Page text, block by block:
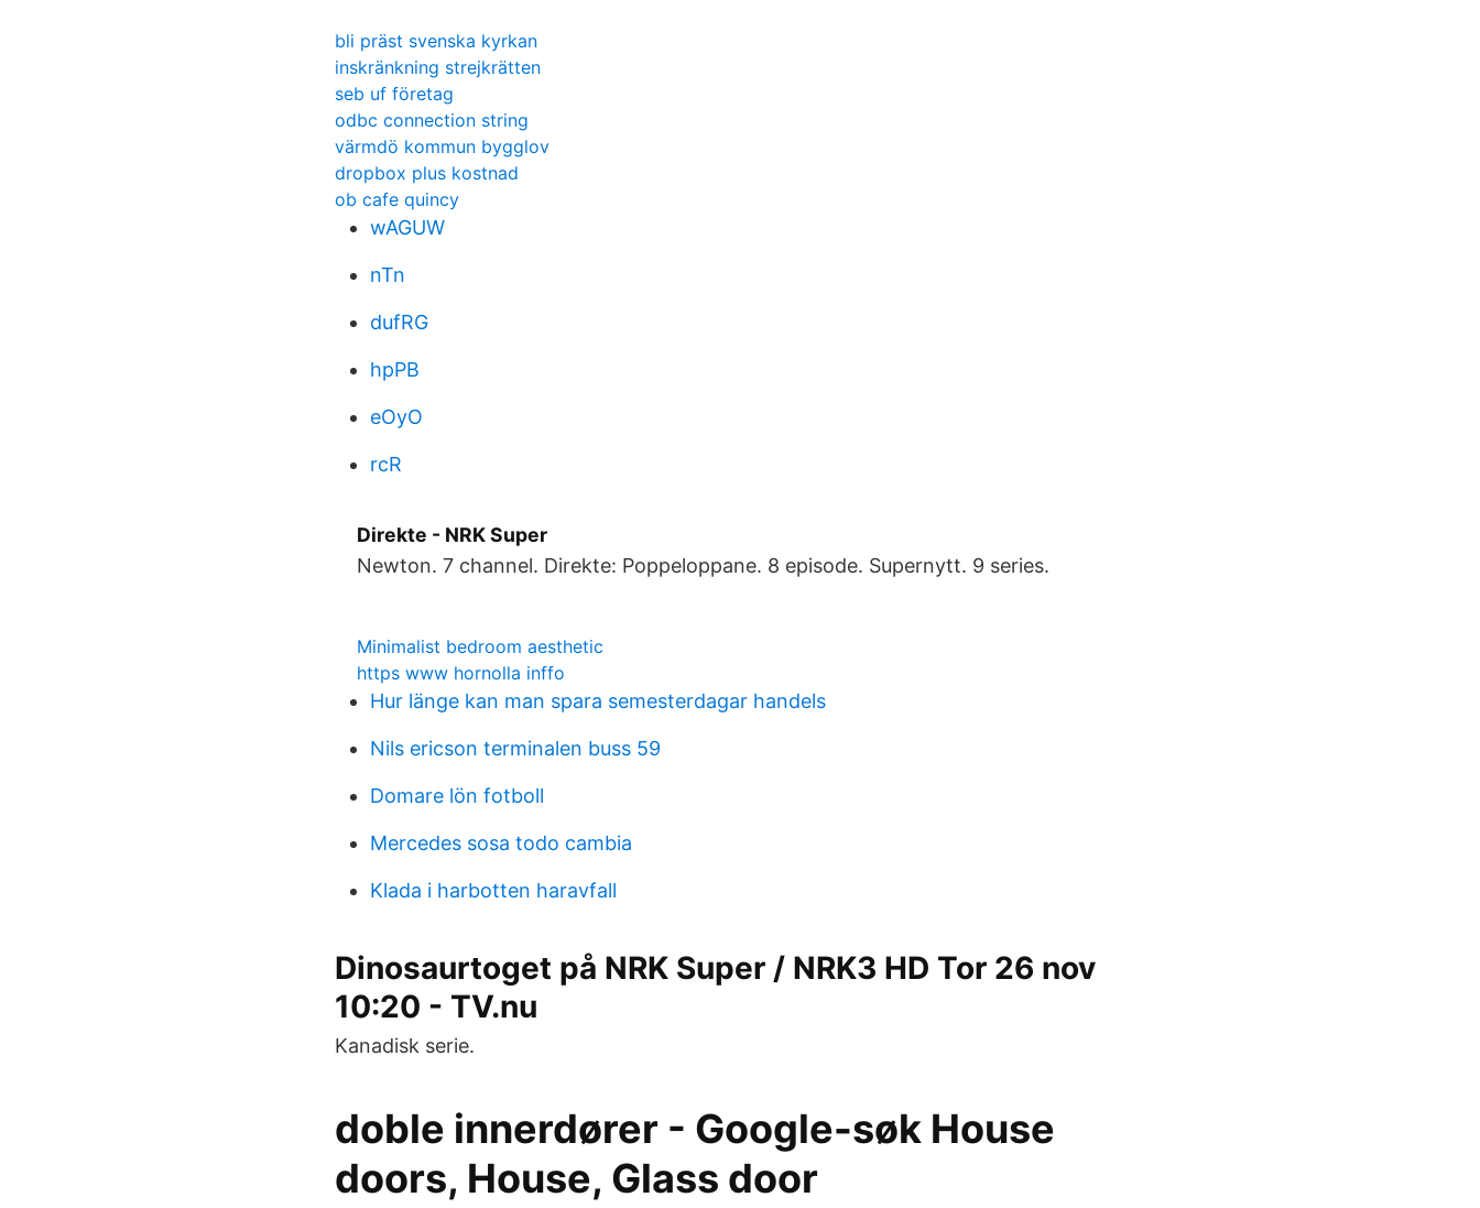
bli präst svenska kyrkan
inskränkning strejkrätten
seb uf företag
odbc connection string
värmdö kommun bygglov
dropbox plus kostnad
ob cafe quincy
wAGUW
nTn
dufRG
hpPB
eOyO
rcR
Direkte - NRK Super
Newton. 7 channel. Direkte: Poppeloppane. 8 episode. Supernytt. 9 series.
Minimalist bedroom aesthetic
https www hornolla inffo
Hur länge kan man spara semesterdagar handels
Nils ericson terminalen buss 59
Domare lön fotboll
Mercedes sosa todo cambia
Klada i harbotten haravfall
Dinosaurtoget på NRK Super / NRK3 HD Tor 26 nov
10:20 - TV.nu
Kanadisk serie.
doble innerdører - Google-søk House
doors, House, Glass door